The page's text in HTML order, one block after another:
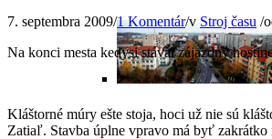
7. septembra 2009/1 Komentár/v Stroj času /
Na konci mesta kedysi stával zájazdný
Kláštorné múry ešte stoja, hoci už nie sú
Zatiaľ. Stavba úplne vpravo má byť zakrátko